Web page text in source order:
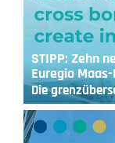
STIPP: Zehn
Euregio
Die